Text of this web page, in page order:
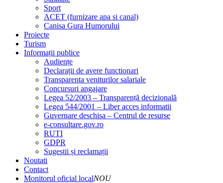
Sport
ACET (furnizare apa si canal)
Canisa Gura Humorului
Proiecte
Turism
Informații publice
Audiențe
Declarații de avere functionari
Transparenta veniturilor salariale
Concursuri angajare
Legea 52/2003 – Transparență decizională
Legea 544/2001 – Liber acces informatii
Guvernare deschisa – Centrul de resurse
e-consultare.gov.ro
RUTI
GDPR
Sugestii și reclamații
Noutati
Contact
Monitorul oficial localNOU